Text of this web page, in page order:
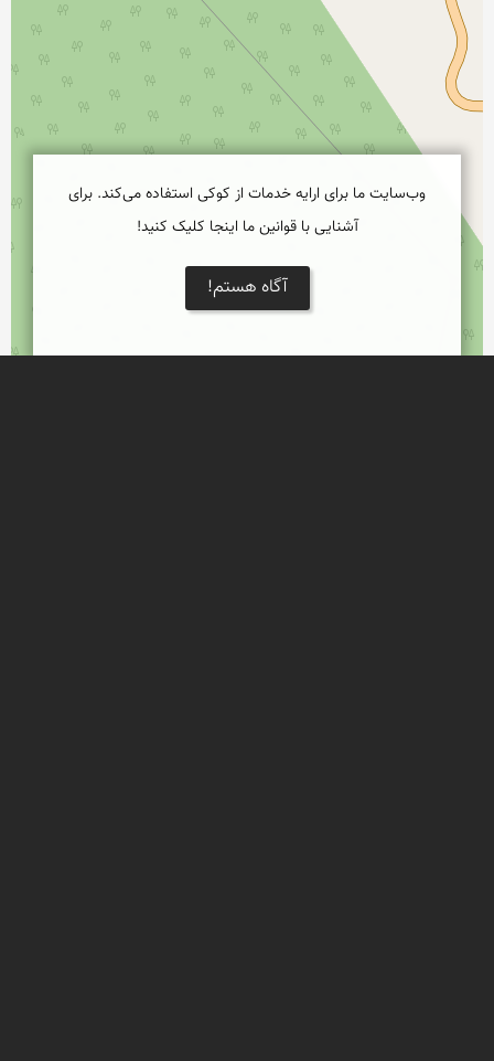
وب‌سایت ما برای ارایه خدمات از کوکی استفاده می‌کند. برای
آشنایی با قوانین ما اینجا کلیک کنید!
آگاه هستم!